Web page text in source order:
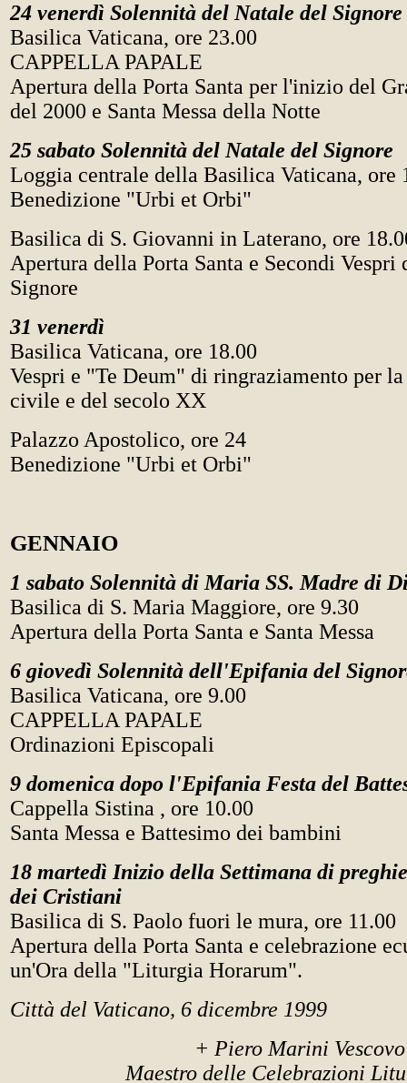
24 venerdì Solennità del Natale del Signore
Basilica Vaticana, ore 23.00
CAPPELLA PAPALE
Apertura della Porta Santa per l'inizio del
del 2000 e Santa Messa della Notte
25 sabato Solennità del Natale del Signore
Loggia centrale della Basilica Vaticana, ore
Benedizione "Urbi et Orbi"
Basilica di S. Giovanni in Laterano, ore
Apertura della Porta Santa e Secondi Vespri
Signore
31 venerdì
Basilica Vaticana, ore 18.00
Vespri e "Te Deum" di ringraziamento per
civile e del secolo XX
Palazzo Apostolico, ore 24
Benedizione "Urbi et Orbi"
GENNAIO
1 sabato Solennità di Maria SS. Madre di
Basilica di S. Maria Maggiore, ore 9.30
Apertura della Porta Santa e Santa Messa
6 giovedì Solennità dell'Epifania del
Basilica Vaticana, ore 9.00
CAPPELLA PAPALE
Ordinazioni Episcopali
9 domenica dopo l'Epifania Festa del
Cappella Sistina , ore 10.00
Santa Messa e Battesimo dei bambini
18 martedì Inizio della Settimana di
dei Cristiani
Basilica di S. Paolo fuori le mura, ore 11.00
Apertura della Porta Santa e celebrazione
un'Ora della "Liturgia Horarum".
Città del Vaticano, 6 dicembre 1999
+ Piero Marini
Maestro delle Celebrazioni